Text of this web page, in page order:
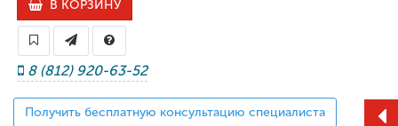
В КОРЗИНУ
8 (812) 920-63-52
Получить бесплатную консультацию специалиста